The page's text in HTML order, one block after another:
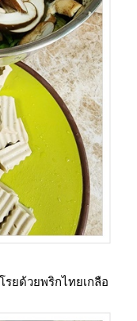
รยด้วยพริกไทยเกลือ